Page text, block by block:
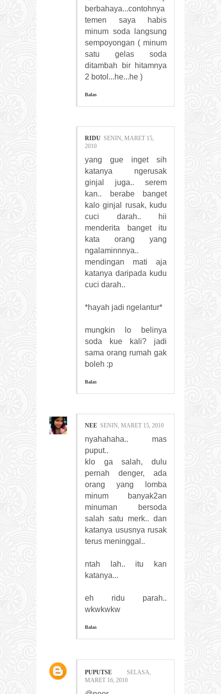
berbahaya...contohnya
temen saya habis
minum soda langsung
sempoyongan ( minum
satu gelas soda
ditambah bir hitamnya
2 botol...he...he )
Balas
RIDU SENIN, MARET 15,
2010
yang gue inget sih
katanya ngerusak
ginjal juga.. serem
kan.. berabe banget
kalo ginjal rusak, kudu
cuci darah.. hii
menderita banget itu
kata orang yang
ngalaminnnya..
mendingan mati aja
katanya daripada kudu
cuci darah..
*hayah jadi ngelantur*
mungkin lo belinya
soda kue kali? jadi
sama orang rumah gak
boleh :p
Balas
NEE SENIN, MARET 15, 2010
nyahahaha.. mas
puput..
klo ga salah, dulu
pernah denger, ada
orang yang lomba
minum banyak2an
minuman bersoda
salah satu merk.. dan
katanya ususnya rusak
terus meninggal..
ntah lah.. itu kan
katanya...
eh ridu parah..
wkwkwkw
Balas
PUPUTSE
SELASA,
MARET 16, 2010